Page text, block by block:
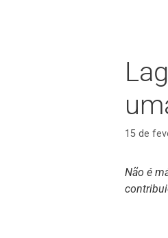
15 de
Não é